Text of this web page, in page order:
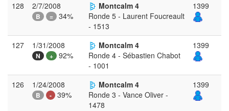
128 2/7/2008
B = 34%
Montcalm 4
Ronde 5 - Laurent Foucreault
- 1513
1399
127 1/31/2008
N + 92%
Montcalm 4
Ronde 4 - Sébastien Chabot
- 1001
1399
126 1/24/2008
B - 39%
Montcalm 4
Ronde 3 - Vance Oliver -
1478
1399